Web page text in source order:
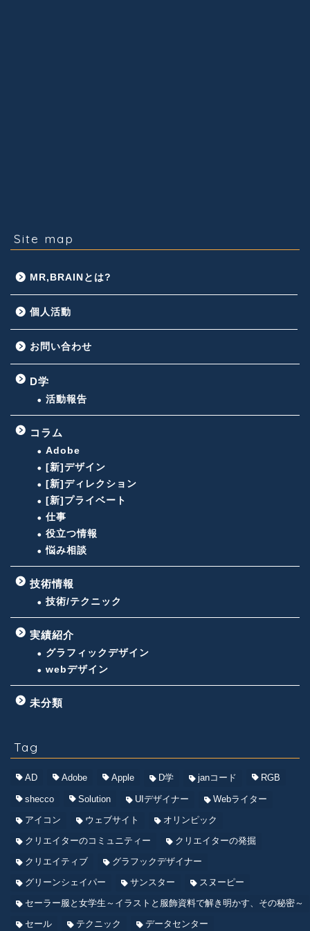
Site map
MR,BRAINとは?
個人活動
お問い合わせ
D学
活動報告
コラム
Adobe
[新]デザイン
[新]ディレクション
[新]プライベート
仕事
役立つ情報
悩み相談
技術情報
技術/テクニック
実績紹介
グラフィックデザイン
webデザイン
未分類
Tag
AD Adobe Apple D学 janコード RGB
shecco Solution UIデザイナー
Webライター
アイコン
ウェブサイト
オリンピック
クリエイターのコミュニティー
クリエイターの発掘
クリエイティブ
グラフックデザイナー
グリーンシェイパー
サンスター
スヌーピー
セーラー服と女学生～イラストと服飾資料で解き明かす、その秘密～
セール
テクニック データセンター